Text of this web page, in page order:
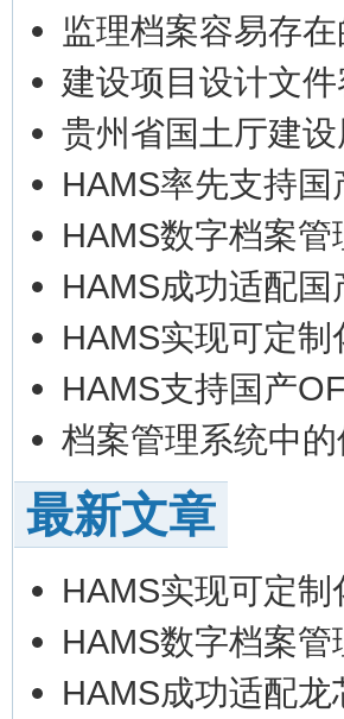
监理档案容易存
建设项目设计文
贵州省国土厅建
HAMS率先支持
HAMS数字档案
HAMS成功适配
HAMS实现可定
HAMS支持国产
档案管理系统中
最新文章
HAMS实现可定
HAMS数字档案
HAMS成功适配龙